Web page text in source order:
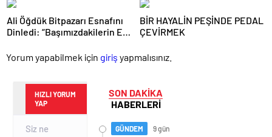
Ali Öğdük Bitpazarı Esnafını
Dinledi: “Başımızdakilerin Eli
BİR HAYALİN PEŞİNDE PEDAL
ÇEVİRMEK
Yorum yapabilmek için giriş yapmalısınız.
HIZLI YORUM
YAP
SON DAKİKA
HABERLERİ
GÜNDEM
9 gün